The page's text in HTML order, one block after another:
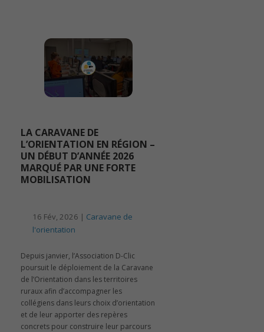
LA CARAVANE DE
L’ORIENTATION EN RÉGION –
UN DÉBUT D’ANNÉE 2026
MARQUÉ PAR UNE FORTE
MOBILISATION
16 Fév, 2026 | Caravane de
l'orientation
Depuis janvier, l’Association D-Clic
poursuit le déploiement de la Caravane
de l’Orientation dans les territoires
ruraux afin d’accompagner les
collégiens dans leurs choix d’orientation
et de leur apporter des repères
concrets pour construire leur parcours